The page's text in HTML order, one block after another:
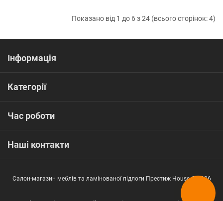
Показано від 1 до 6 з 24 (всього сторінок: 4)
Інформація
Категорії
Час роботи
Наші контакти
Салон-магазин меблів та ламінованої підлоги Престиж House © 2026